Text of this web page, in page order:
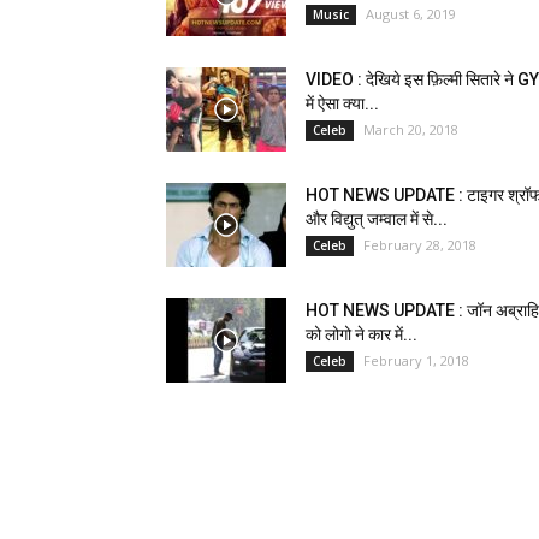
Music August 6, 2019
VIDEO : देखिये इस फ़िल्मी सितारे ने
में ऐसा क्या...
Celeb March 20, 2018
HOT NEWS UPDATE : टाइगर
और विद्युत् जम्वाल में से...
Celeb February 28, 2018
HOT NEWS UPDATE : जॉन
को लोगो ने कार में...
Celeb February 1, 2018